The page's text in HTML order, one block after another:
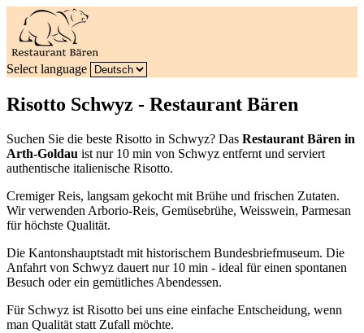
Select language
Risotto Schwyz - Restaurant Bären
Suchen Sie die beste Risotto in Schwyz? Das Restaurant Bären in
Arth-Goldau ist nur 10 min von Schwyz entfernt und serviert
authentische italienische Risotto.
Cremiger Reis, langsam gekocht mit Brühe und frischen Zutaten.
Wir verwenden Arborio-Reis, Gemüsebrühe, Weisswein, Parmesan
für höchste Qualität.
Die Kantonshauptstadt mit historischem Bundesbriefmuseum. Die
Anfahrt von Schwyz dauert nur 10 min - ideal für einen spontanen
Besuch oder ein gemütliches Abendessen.
Für Schwyz ist Risotto bei uns eine einfache Entscheidung, wenn
man Qualität statt Zufall möchte.